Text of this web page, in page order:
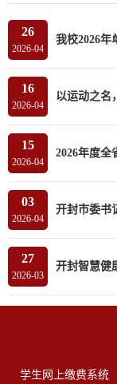
26
2026-04
我校2026年
16
2026-04
15
2026-04
03
2026-04
开封市委书
27
2026-03
学生网上缴费系统